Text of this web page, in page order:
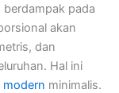
berdampak pada
akan
dan
Hal ini
modern minimalis.